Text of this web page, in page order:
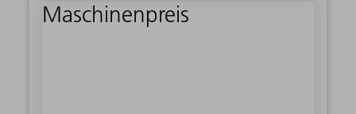
Maschinenpreis